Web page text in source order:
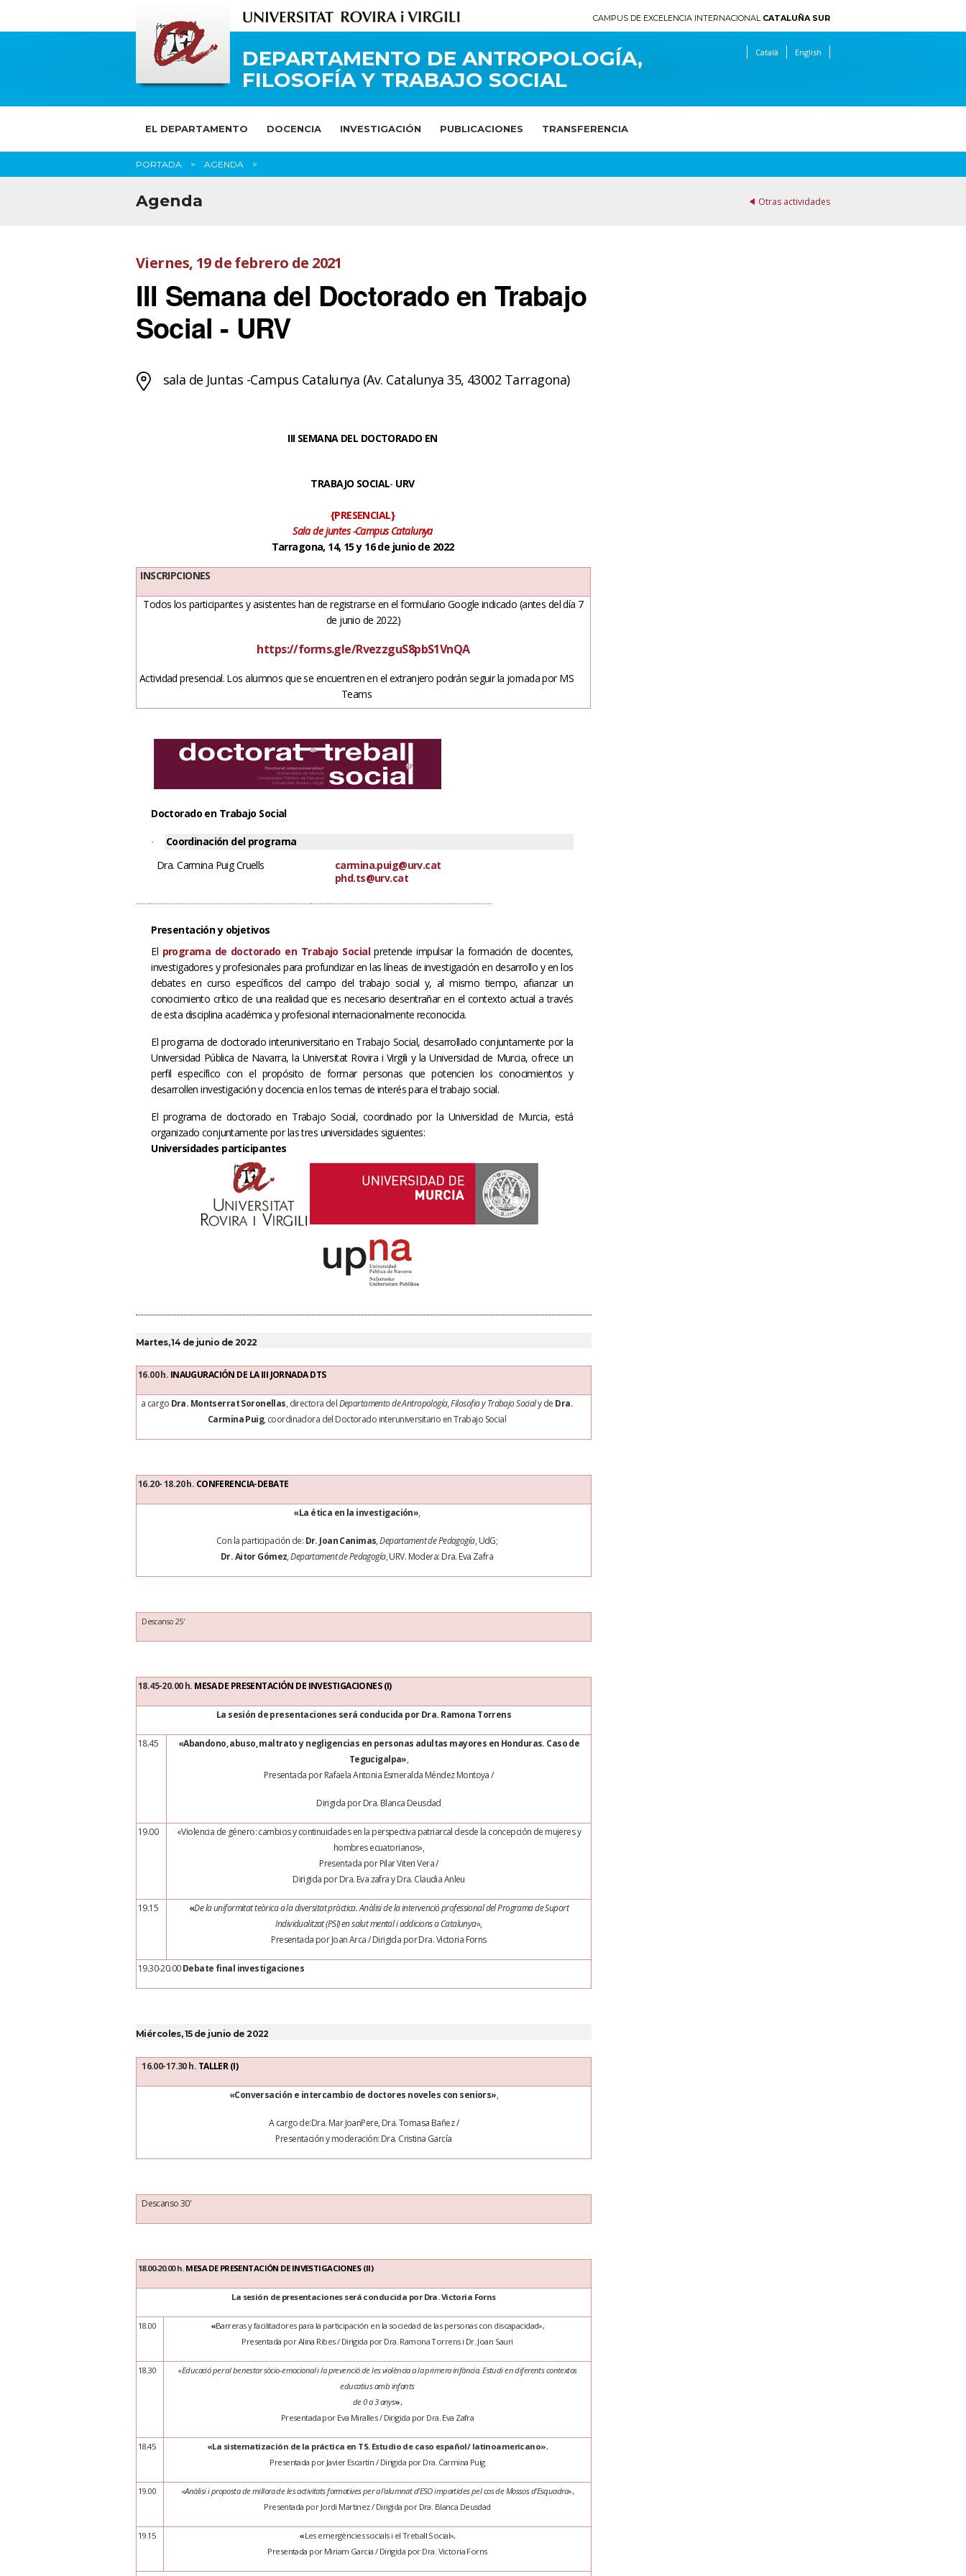
CAMPUS DE EXCELENCIA INTERNACIONAL CATALUÑA SUR
DEPARTAMENTO DE ANTROPOLOGÍA,
FILOSOFÍA Y TRABAJO SOCIAL
Català English
EL DEPARTAMENTO DOCENCIA INVESTIGACIÓN PUBLICACIONES TRANSFERENCIA
PORTADA AGENDA
Otras actividades
Agenda
Viernes, 19 de febrero de 2021
III Semana del Doctorado en Trabajo
Social - URV
sala de Juntas -Campus Catalunya (Av. Catalunya 35, 43002 Tarragona)
III SEMANA DEL DOCTORADO EN
TRABAJO SOCIAL- URV
{PRESENCIAL}
Sala de juntes -Campus Catalunya
Tarragona, 14, 15 y 16 de junio de 2022
INSCRIPCIONES
Todos los participantes y asistentes han de registrarse en el formulario Google indicado (antes del día 7
de junio de 2022)
https://forms.gle/RvezzguS8pbS1VnQA
Actividad presencial. Los alumnos que se encuentren en el extranjero podrán seguir la jornada por MS
Teams
Doctorado en Trabajo Social
·
Coordinación del programa
Dra. Carmina Puig Cruells
carmina.puig@urv.cat
phd.ts@urv.cat
Presentación y objetivos
El programa de doctorado en Trabajo Socialpretende impulsar la formación de docentes,
investigadores y profesionales para profundizar en las líneas de investigación en desarrollo y en los
debates en curso específicos del campo del trabajo social y, al mismo tiempo, afianzar un
conocimiento crítico de una realidad que es necesario desentrañar en el contexto actual a través
de esta disciplina académica y profesional internacionalmente reconocida.
El programa de doctorado interuniversitario en Trabajo Social, desarrollado conjuntamente por la
Universidad Pública de Navarra, la Universitat Rovira i Virgili y la Universidad de Murcia, ofrece un
perfil específico con el propósito de formar personas que potencien los conocimientos y
desarrollen investigación y docencia en los temas de interés para el trabajo social.
El programa de doctorado en Trabajo Social, coordinado por la Universidad de Murcia, está
organizado conjuntamente por las tres universidades siguientes:
Universidades participantes
Martes, 14 de junio de 2022
16.00 h. INAUGURACIÓN DE LA III JORNADADTS
a cargo Dra. Montserrat Soronellas, directora delDepartamento de Antropología, Filosofia y Trabajo Socialy de Dra.
Carmina Puig, coordinadora del Doctorado interuniversitario en Trabajo Social
16.20- 18.20 h. CONFERENCIA-DEBATE
«La ética en la investigación»,
Con la participación de: Dr. JoanCanimas,Departament de Pedagogía, UdG;
Dr. Aitor Gómez,Departament de Pedagogía, URV. Modera: Dra. Eva Zafra
Descanso 25'
18.45-20.00 h. MESA DE PRESENTACIÓN DE INVESTIGACIONES (I)
La sesión de presentaciones será conducida por Dra. Ramona Torrens
18.45
«Abandono, abuso, maltrato y negligencias en personas adultas mayores en Honduras. Caso de
Tegucigalpa»,
Presentada por Rafaela Antonia Esmeralda Méndez Montoya /
Dirigida por Dra. Blanca Deusdad
19.00
«Violencia de género: cambios y continuidades en la perspectiva patriarcal desde la concepción de mujeres y
hombres ecuatorianos»,
Presentada por Pilar Viteri Vera /
Dirigida por Dra. Eva zafra y Dra. Claudia Anleu
19.15 «De la uniformitat teòrica a la diversitat pràctica. Anàlisi de la intervenció professional del Programa de Suport
Individualitzat (PSI) en salut mental i addicions a Catalunya»,
Presentada por Joan Arca / Dirigida por Dra. Victoria Forns
19.30-20.00Debate final investigaciones
Miércoles, 15 de junio de 2022
16.00-17.30 h. TALLER (I)
«Conversación e intercambio de doctores noveles con seniors»,
A cargo de:Dra. MarJoanPere, Dra. Tomasa Bañez/
Presentación y moderación: Dra. Cristina García
Descanso 30'
18.00-20.00 h. MESA DE PRESENTACIÓN DE INVESTIGACIONES (II)
La sesión de presentaciones será conducida por Dra. Victoria Forns
18.00 «Barreras y facilitadores para la participación en la sociedad de las personas con discapacidad»,
Presentada por Alina Ribes / Dirigida por Dra. Ramona Torrens i Dr. Joan Sauri
18.30 «Educació per al benestar sòcio-emocional i la prevenció de les violència a la primera infància. Estudi en diferents contextos
educatius amb infants
de 0 a 3 anys»,
Presentada por Eva Miralles / Dirigida por Dra. Eva Zafra
18.45 «La sistematización de la práctica en TS. Estudio de caso español/ latinoamericano»,
Presentada por Javier Escartín / Dirigida por Dra. Carmina Puig
19.00 «Anàlisi i proposta de millora de les activitats formatives per a l'alumnat d'ESO impartides pel cos de Mossos d’Esquadra»,
Presentada por Jordi Martinez / Dirigida por Dra. Blanca Deusdad
19.15 «Les emergències socials i el Treball Social»,
Presentada por Miriam Garcia / Dirigida por Dra. Victoria Forns